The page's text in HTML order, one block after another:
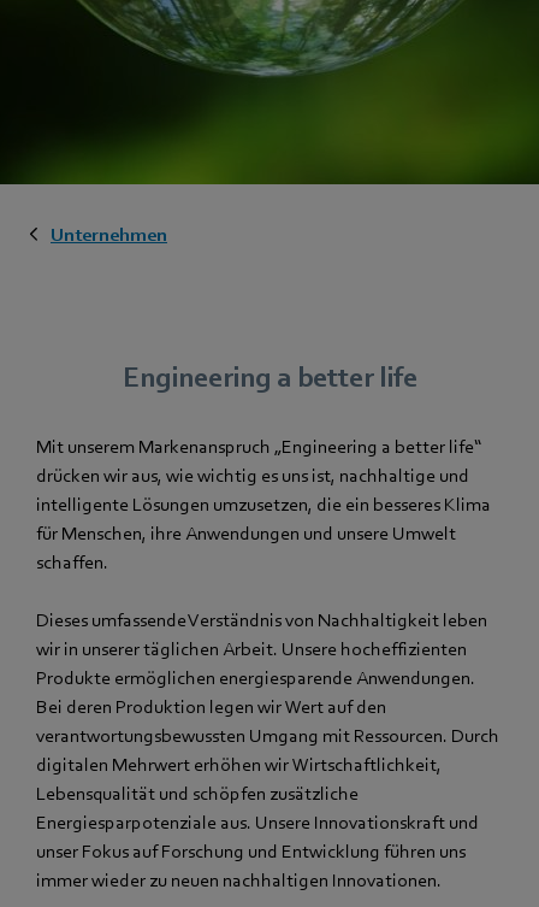
Unternehmen
Engineering a better life
Mit unserem Markenanspruch „Engineering a better life“
drücken wir aus, wie wichtig es uns ist, nachhaltige und
intelligente Lösungen umzusetzen, die ein besseres Klima
für Menschen, ihre Anwendungen und unsere Umwelt
schaffen.
Dieses umfassende Verständnis von Nachhaltigkeit leben
wir in unserer täglichen Arbeit. Unsere hocheffizienten
Produkte ermöglichen energiesparende Anwendungen.
Bei deren Produktion legen wir Wert auf den
verantwortungsbewussten Umgang mit Ressourcen. Durch
digitalen Mehrwert erhöhen wir Wirtschaftlichkeit,
Lebensqualität und schöpfen zusätzliche
Energiesparpotenziale aus. Unsere Innovationskraft und
unser Fokus auf Forschung und Entwicklung führen uns
immer wieder zu neuen nachhaltigen Innovationen.